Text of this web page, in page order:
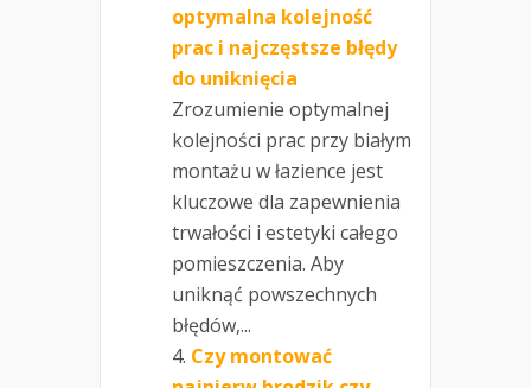
optymalna kolejność
prac i najczęstsze błędy
do uniknięcia
Zrozumienie optymalnej
kolejności prac przy białym
montażu w łazience jest
kluczowe dla zapewnienia
trwałości i estetyki całego
pomieszczenia. Aby
uniknąć powszechnych
błędów,...
Czy montować